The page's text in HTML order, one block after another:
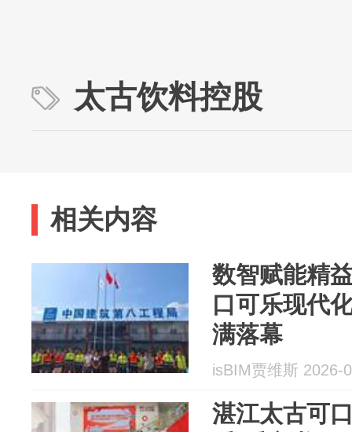
太古饮料控股
相关内容
数智赋能精
口可乐现代
满落幕
isBIM贾维斯 2026-
湛江太古可